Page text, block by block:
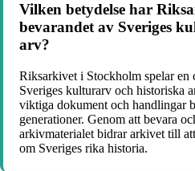
Vilken betydelse har
bevarandet av Sveriges
arv?
Riksarkivet i Stockholm spelar en
Sveriges kulturarv och historiska
viktiga dokument och handlingar
generationer. Genom att bevara
arkivmaterialet bidrar arkivet till
om Sveriges rika historia.